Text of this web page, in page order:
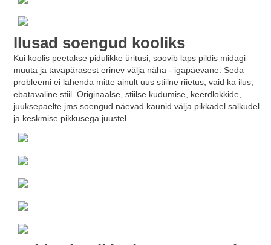
Ilusad soengud kooliks
Kui koolis peetakse pidulikke üritusi, soovib laps pildis midagi
muuta ja tavapärasest erinev välja näha - igapäevane. Seda
probleemi ei lahenda mitte ainult uus stiilne riietus, vaid ka ilus,
ebatavaline stiil. Originaalse, stiilse kudumise, keerdlokkide,
juuksepaelte jms soengud näevad kaunid välja pikkadel salkudel
ja keskmise pikkusega juustel.